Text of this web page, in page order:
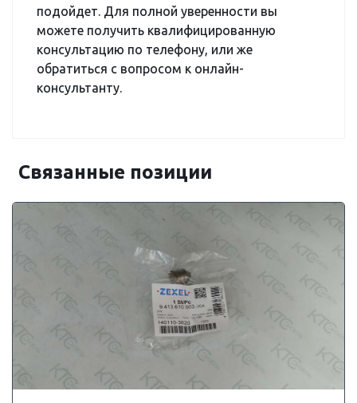
подойдет. Для полной уверенности вы
можете получить квалифицированную
консультацию по телефону, или же
обратиться с вопросом к онлайн-
консультанту.
Связанные позиции